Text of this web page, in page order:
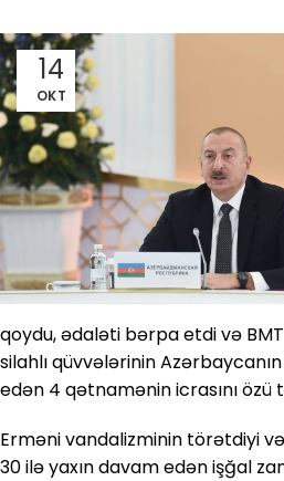
14
OKT
qoydu, ədaləti bərpa etdi və
silahlı qüvvələrinin
edən 4 qətnamənin icrasını özü
Erməni vandalizminin törətdiyi
30 ilə yaxın davam edən işğal